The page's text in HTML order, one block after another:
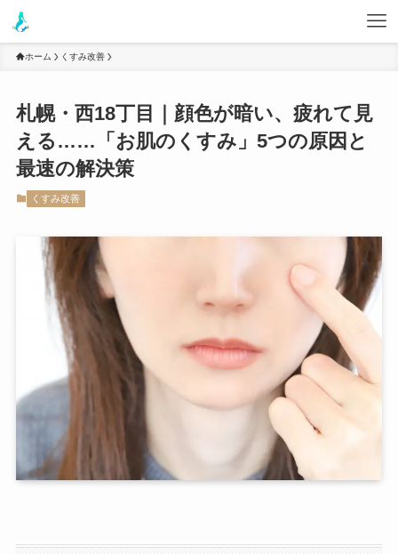
ホーム くすみ改善
札幌・西18丁目｜顔色が暗い、疲れて見
える……「お肌のくすみ」5つの原因と
最速の解決策
くすみ改善